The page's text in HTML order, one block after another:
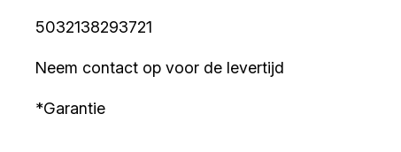
5032138293721
Neem contact op voor de levertijd
*Garantie